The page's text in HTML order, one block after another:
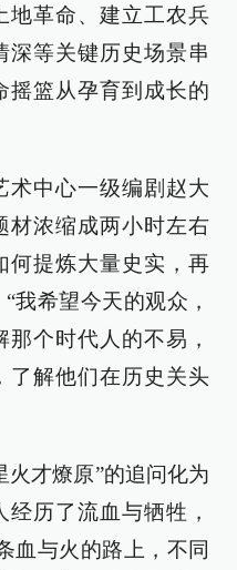
地革命、建立工农兵
深等关键历史场景串
摇篮从孕育到成长的
术中心一级编剧赵大
材浓缩成两小时左右
何提炼大量史实，再
我希望今天的观众，
个时代人的不易，
了解他们在历史关头
火才燎原”的追问化为
历了流血与牺牲，
血与火的路上，不同